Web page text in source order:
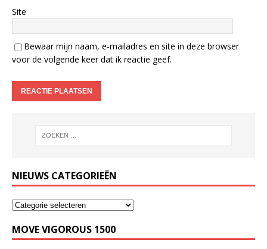
Site
Bewaar mijn naam, e-mailadres en site in deze browser
voor de volgende keer dat ik reactie geef.
NIEUWS CATEGORIEËN
MOVE VIGOROUS 1500